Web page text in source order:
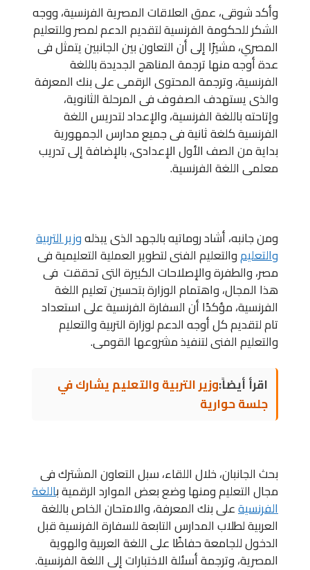
وأكد شوقى، عمق العلاقات المصرية الفرنسية، ووجه
الشكر للحكومة الفرنسية لتقديم الدعم لمصر وللتعليم
المصري، مشيرًا إلى أن التعاون بين الجانبين يتمثل فى
عدة أوجه منها ترجمة المناهج الجديدة باللغة
الفرنسية، وترجمة المحتوى الرقمى على بنك المعرفة
والذى يستهدف الصفوف فى المرحلة الثانوية،
وإتاحته باللغة الفرنسية، والإعداد لتدريس اللغة
الفرنسية كلغة ثانية فى جميع مدارس الجمهورية
بداية من الصف الأول الإعدادى، بالإضافة إلى تدريب
معلمى اللغة الفرنسية.
ومن جانبه، أشاد روماتيه بالجهد الذى يبذلهوزير التربية
والتعليموالتعليم الفنى لتطوير العملية التعليمية فى
مصر، والطفرة والإصلاحات الكبيرة التى تحققت فى
هذا المجال، واهتمام الوزارة بتحسين تعليم اللغة
الفرنسية، مؤكدًا أن السفارة الفرنسية على استعداد
تام لتقديم كل أوجه الدعم لوزارة التربية والتعليم
والتعليم الفنى لتنفيذ مشروعها القومى.
اقرأ أيضاً:وزير التربية والتعليم يشارك في
جلسة حوارية
بحث الجانبان، خلال اللقاء، سبل التعاون المشترك فى
مجال التعليم ومنها وضع بعض الموارد الرقمية باللغة
الفرنسيةعلى بنك المعرفة، والامتحان الخاص باللغة
العربية لطلاب المدارس التابعة للسفارة الفرنسية قبل
الدخول للجامعة حفاظًا على اللغة العربية والهوية
المصرية، وترجمة أسئلة الاختبارات إلى اللغة الفرنسية.